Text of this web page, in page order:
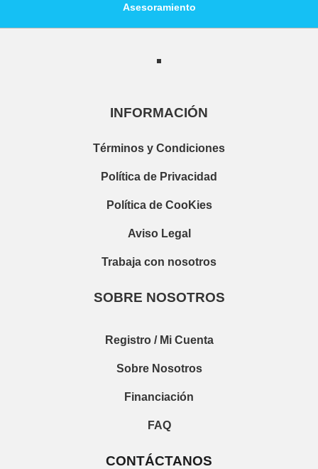
Asesoramiento
INFORMACIÓN
Términos y Condiciones
Política de Privacidad
Política de CooKies
Aviso Legal
Trabaja con nosotros
SOBRE NOSOTROS
Registro / Mi Cuenta
Sobre Nosotros
Financiación
FAQ
CONTÁCTANOS